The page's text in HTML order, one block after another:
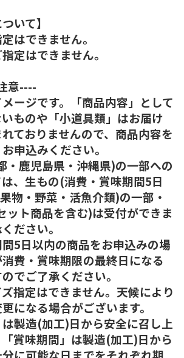
いて】
はできません。
定はできません。
意----
ージです。「商品内容」として
ものや「小道具類」はお届け
ておりませんので、商品内容を
申込みください。
鹿児島県・沖縄県)の一部への
、生もの(消費・賞味期間5日
物・野菜・活魚介類)の一部・
ット商品を含む)は受付ができま
ださい。
5日以内の商品をお申込みの場
費・賞味期限の最終日になる
でご了承ください。
指定はできません。天候により
になる場合がございます。
製造(加工)日から安全に召し上
賞味期間」は製造(加工)日から
に可能な日までをそれぞれ期